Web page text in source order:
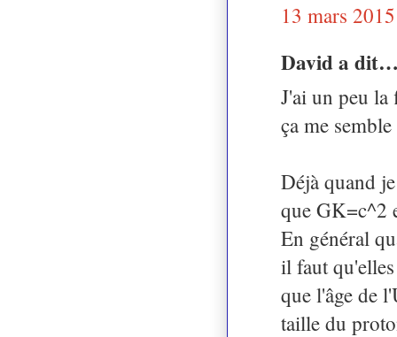
13 mars
David a
J'ai un peu la
ça me
Déjà quand
que GK=c^2
En général
il faut
que l'âge de
taille du